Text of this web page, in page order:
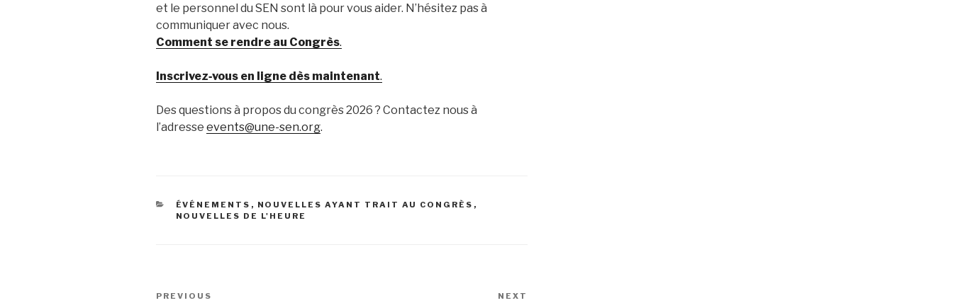
et le personnel du SEN sont là pour vous aider. N’hésitez pas à
communiquer avec nous.
Comment se rendre au Congrès.
Inscrivez‑vous en ligne dès maintenant.
Des questions à propos du congrès 2026 ? Contactez nous à
l’adresse events@une-sen.org.
CATEGORIES
ÉVÉNEMENTS , NOUVELLES AYANT TRAIT AU CONGRÈS ,
NOUVELLES DE L'HEURE
Post
Previous
PREVIOUS NEXT